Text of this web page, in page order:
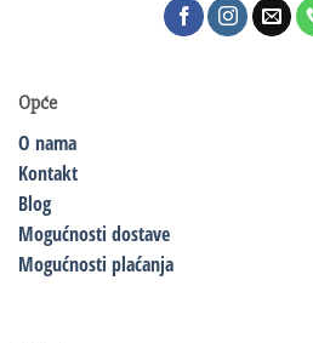
Opće
O nama
Kontakt
Blog
Mogućnosti dostave
Mogućnosti plaćanja